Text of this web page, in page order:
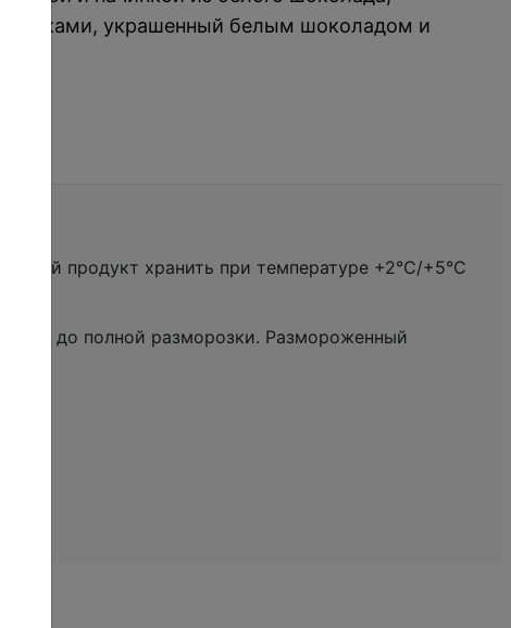
сливками, украшенный белым шоколадом и
продукт хранить при температуре +2°С/+5°С
до полной разморозки. Размороженный